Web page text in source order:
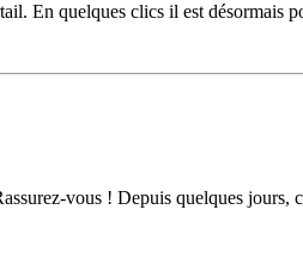
En quelques clics il est désormais
vous ! Depuis quelques